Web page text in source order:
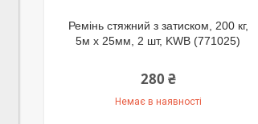
Ремінь стяжний з затиском, 200 кг,
5м х 25мм, 2 шт, KWB (771025)
280 ₴
Немає в наявності